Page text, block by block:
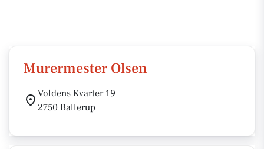
Murermester Olsen
Voldens Kvarter 19
2750 Ballerup